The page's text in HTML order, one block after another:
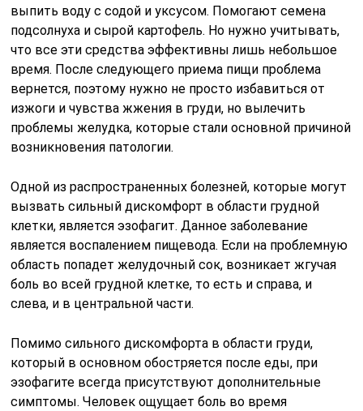
выпить воду с содой и уксусом. Помогают семена
подсолнуха и сырой картофель. Но нужно учитывать,
что все эти средства эффективны лишь небольшое
время. После следующего приема пищи проблема
вернется, поэтому нужно не просто избавиться от
изжоги и чувства жжения в груди, но вылечить
проблемы желудка, которые стали основной причиной
возникновения патологии.
Одной из распространенных болезней, которые могут
вызвать сильный дискомфорт в области грудной
клетки, является эзофагит. Данное заболевание
является воспалением пищевода. Если на проблемную
область попадет желудочный сок, возникает жгучая
боль во всей грудной клетке, то есть и справа, и
слева, и в центральной части.
Помимо сильного дискомфорта в области груди,
который в основном обостряется после еды, при
эзофагите всегда присутствуют дополнительные
симптомы. Человек ощущает боль во время